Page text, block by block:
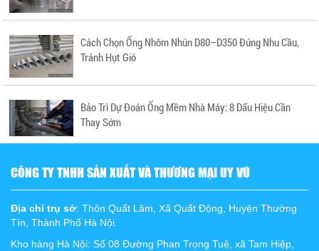
Cách Chọn Ống Nhôm Nhún D80–D350 Đúng Nhu Cầu,
Tránh Hụt Gió
Bảo Trì Dự Đoán Ống Mềm Nhà Máy: 8 Dấu Hiệu Cần
Thay Sớm
CÔNG TY TNHH SẢN XUẤT VÀ THƯƠNG MẠI UY VŨ
Địa chỉ trụ sở: Thôn Quất Lâm, Xã Quất Động, Huyện Thường
Tín, Thành Phố Hà Nội.
Kho hàng Hà Nội: Số 08 Đường Phan Trọng Tuệ, xã Tam Hiệp,